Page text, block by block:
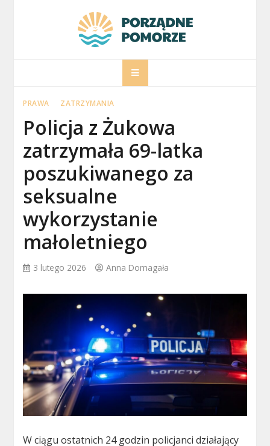
Informacje na temat Pomorza
PRAWA ZATRZYMANIA
Policja z Żukowa
zatrzymała 69-latka
poszukiwanego za
seksualne
wykorzystanie
małoletniego
3 lutego 2026 Anna Domagała
W ciągu ostatnich 24 godzin policjanci działający